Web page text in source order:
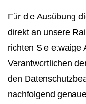
Für die Ausübung
direkt an unsere
richten Sie etwaige
Verantwortlichen
den
nachfolgend